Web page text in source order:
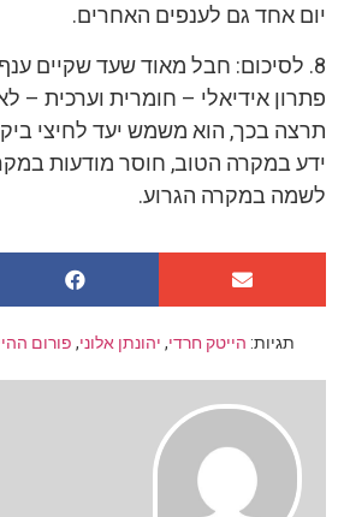
יום אחד גם לענפים האחרים.
8. לסיכום: חבל מאוד שעד שקיים
פתרון אידיאלי – חומרית וערכית
תרצה בכך, הוא משמש יעד לחיצי
ידע במקרה הטוב, חוסר מודעות
לשמה במקרה הגרוע.
תגיות: הייטק חרדי, יהונתן אלוני, פורום